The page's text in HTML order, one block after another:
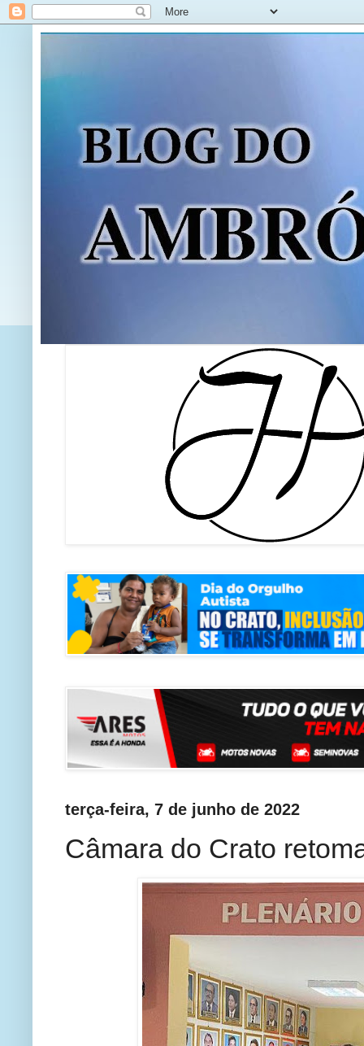
terça-feira, 7 de junho de 2022
Câmara do Crato